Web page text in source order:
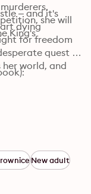
she will
King's
– and it's
dying
for freedom
quest
world, and
New adult